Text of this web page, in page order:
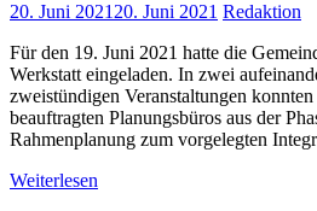
20. Juni 2021 20. Juni 2021 Redaktion
Für den 19. Juni 2021 hatte die
Werkstatt eingeladen. In zwei
zweistündigen Veranstaltungen
beauftragten Planungsbüros aus der
Rahmenplanung zum vorgelegten
Weiterlesen